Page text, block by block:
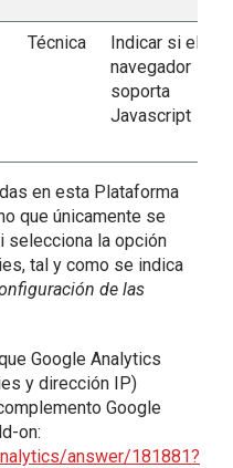
Técnica
Indicar si el
navegador
soporta
Javascript
en esta Plataforma
que únicamente se
selecciona la opción
tal y como se indica
de las
Google Analytics
y dirección IP)
Google
on:
answer/181881?